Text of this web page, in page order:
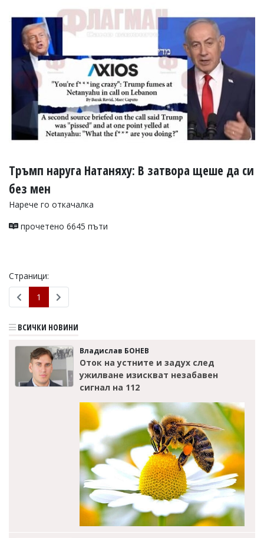
СПОРТ
РАЗСЛЕДВАНЕ
БИЗНЕС
Управители:
Веселин
Василев,
email:
Касабова,
еmail:
k.kassabova@flagman.bg
Главен
редактор:
Иван
Колев,
Коментарите
под
статиите
се
от
редакцията
носи
Тръмп наруга Натаняху: В затвора щеше да си
без мен
Нарече го откачалка
прочетено 6645 пъти
Страници:
1
ВСИЧКИ НОВИНИ
Владислав БОНЕВ
Оток на устните и задух след
ужилване изискват незабавен
сигнал на 112